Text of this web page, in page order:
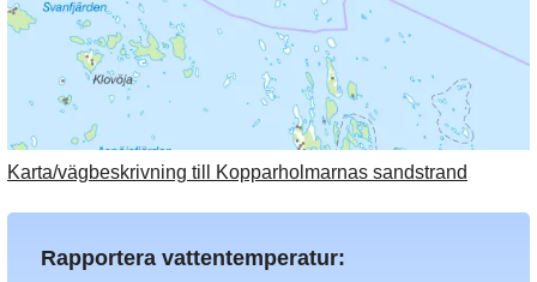
Karta/vägbeskrivning till Kopparholmarnas sandstrand
Rapportera vattentemperatur: